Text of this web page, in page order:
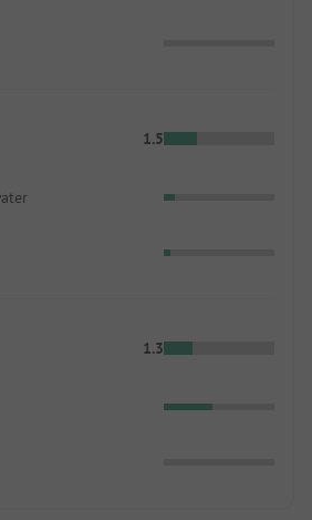
1.5
1.3